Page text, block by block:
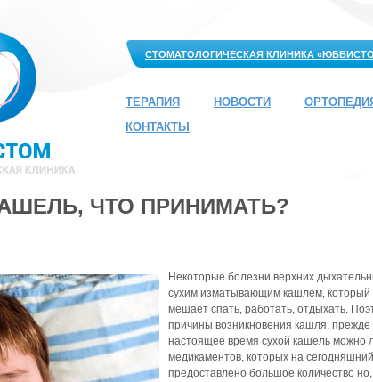
СТОМАТОЛОГИЧЕСКАЯ КЛИНИКА
ТЕРАПИЯ НОВОСТИ
КОНТАКТЫ
ЧТО ПРИНИМАТЬ?
Некоторые болезни верхних
сухим изматывающим кашлем, который
мешает спать, работать, отдыхать.
причины возникновения кашля, прежде
настоящее время сухой кашель можно
медикаментов, которых на
предоставлено большое количество